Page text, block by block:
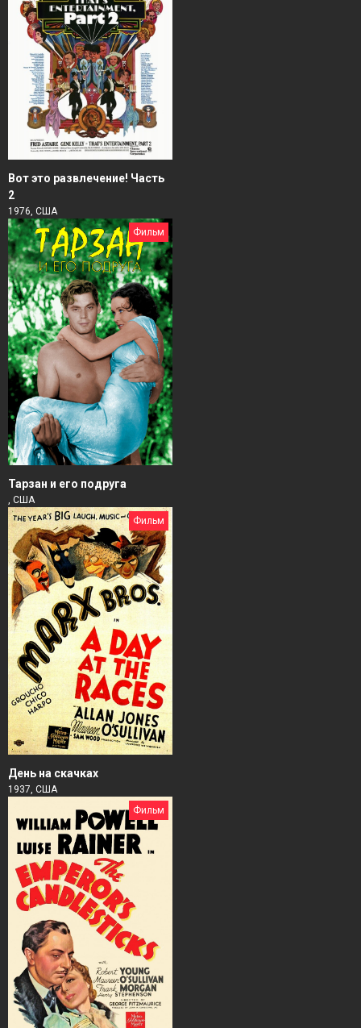
Вот это развлечение! Часть
2
1976, США
Фильм
Тарзан и его подруга
, США
Фильм
День на скачках
1937, США
Фильм